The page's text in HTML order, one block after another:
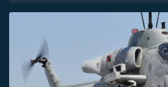
Sledujte nás